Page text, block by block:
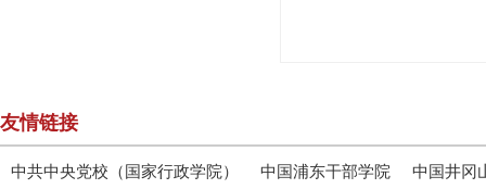
友情链接
中共中央党校（国家行政学院） 中国浦东干部学院 中国井冈